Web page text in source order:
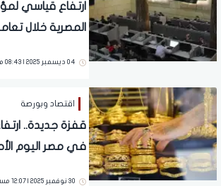
ارتفاع قياسي
المصرية خلال
04 ديسمبر 2025 | 08:43 مساءً
اقتصاد وبورصة
قفزة جديدة..
30 نوفمبر 2025 | 12:07 مساءً